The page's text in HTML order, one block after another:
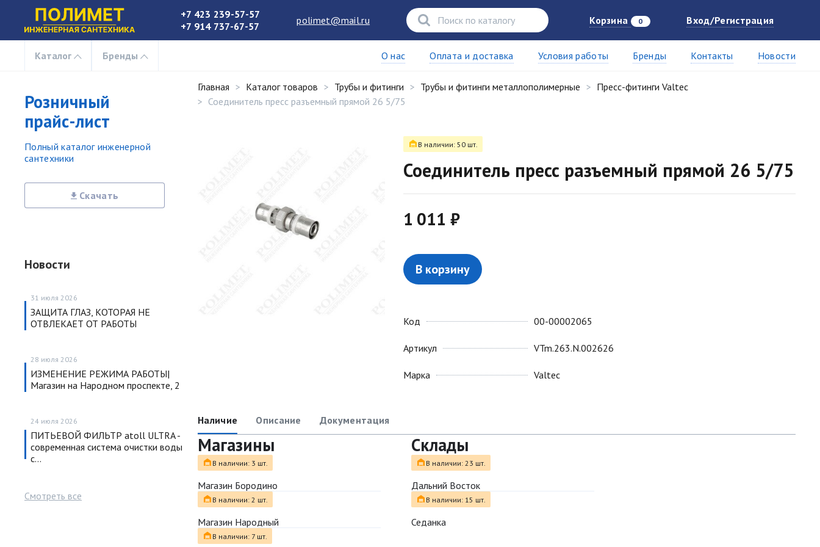
+7 423 239-57-57
+7 914 737-67-57
polimet@mail.ru Корзина 0 Вход/Регистрация
Каталог Бренды О нас Оплата и доставка Условия работы Бренды Контакты Новости
Розничный
прайс-лист
Полный каталог инженерной
сантехники
Скачать
Новости
31 июля 2026
ЗАЩИТА ГЛАЗ, КОТОРАЯ НЕ
ОТВЛЕКАЕТ ОТ РАБОТЫ
28 июля 2026
ИЗМЕНЕНИЕ РЕЖИМА РАБОТЫ|
Магазин на Народном проспекте, 2
24 июля 2026
ПИТЬЕВОЙ ФИЛЬТР atoll ULTRA -
современная система очистки воды
с…
Смотреть все
Главная Каталог товаров Трубы и фитинги Трубы и фитинги металлополимерные
Пресс-фитинги Valtec
Соединитель пресс разъемный прямой 26 5/75
В наличии: 50 шт.
Соединитель пресс разъемный прямой 26 5/75
1 011 ₽
В корзину
Код
Артикул
Марка
00-00002065
VTm.263.N.002626
Valtec
Наличие Описание Документация
Магазины
В наличии: 3 шт.
Магазин Бородино
В наличии: 2 шт.
Магазин Народный
В наличии: 7 шт.
Склады
В наличии: 23 шт.
Дальний Восток
В наличии: 15 шт.
Седанка